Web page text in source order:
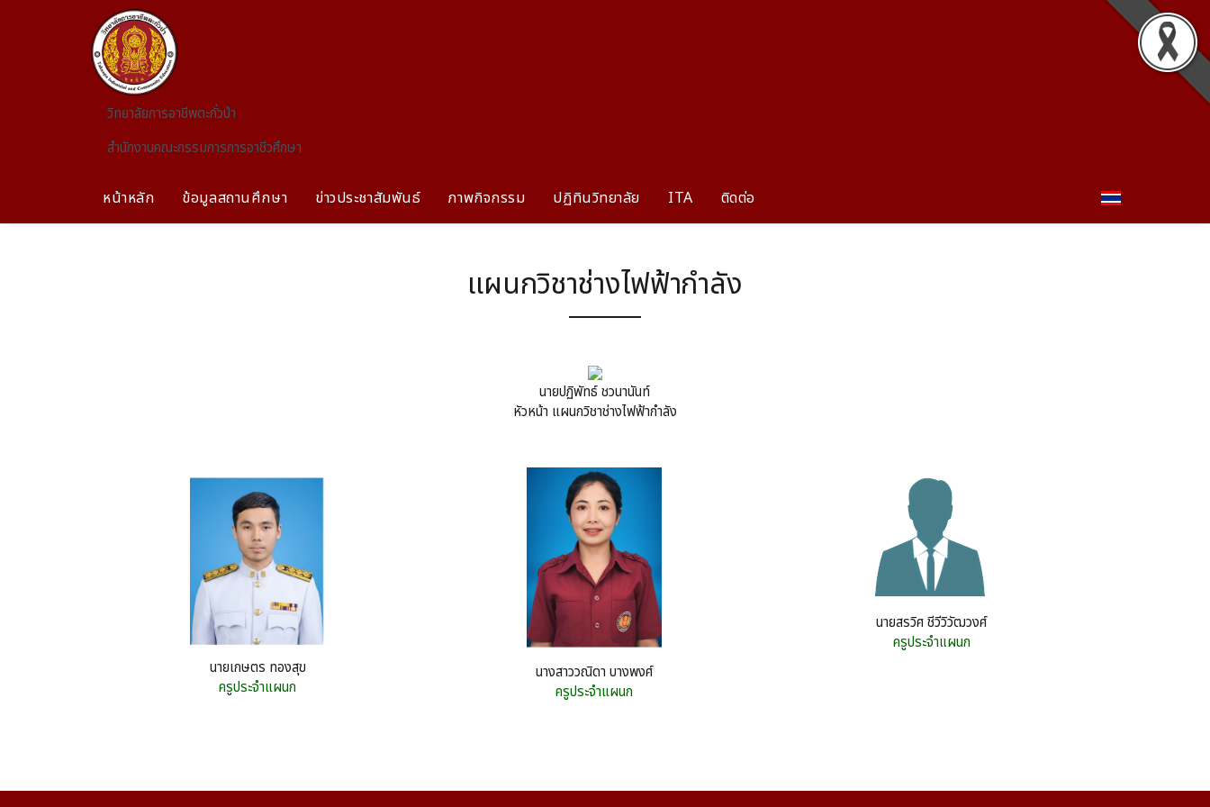
Skip to main content
วิทยาลัยการอาชีพตะกั่วป่า
สำนักงานคณะกรรมการการอาชีวศึกษา
หน้าหลัก ข้อมูลสถานศึกษา ข่าวประชาสัมพันธ์ ภาพกิจกรรม ปฏิทินวิทยาลัย ITA ติดต่อ
แผนกวิชาช่างไฟฟ้ากำลัง
นายปฏิพัทธ์ ชวนานันท์
หัวหน้า แผนกวิชาช่างไฟฟ้ากำลัง
นายเกษตร ทองสุข
ครูประจำแผนก
นางสาววณิดา บางพงศ์
ครูประจำแผนก
นายสรวิศ ชีวีวิวัฒวงศ์
ครูประจำแผนก